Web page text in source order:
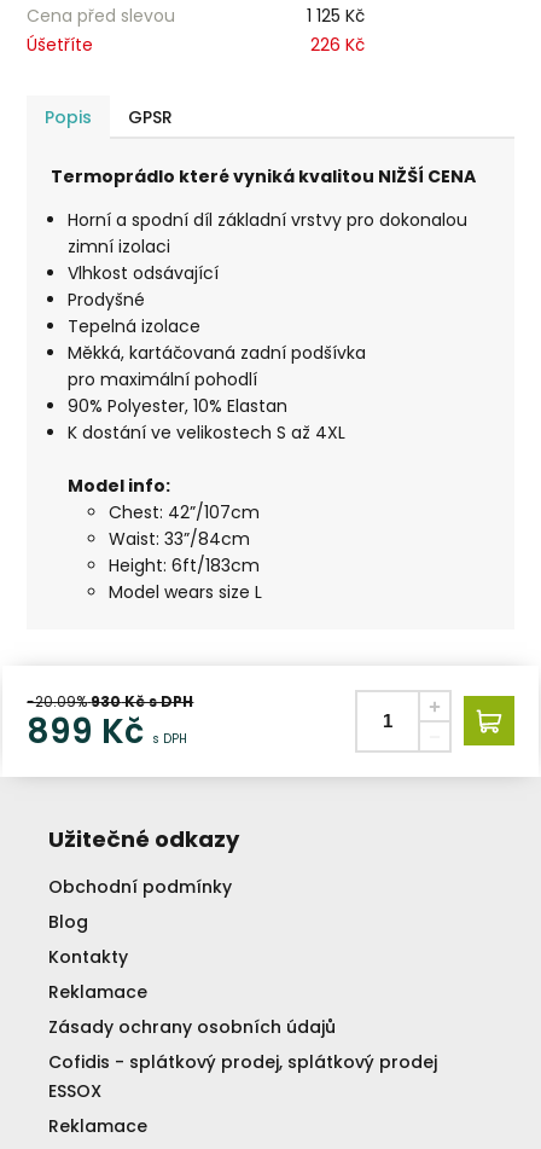
Cena před slevou
1 125 Kč
Úšetříte
226 Kč
Popis GPSR
Termoprádlo které vyniká kvalitou NIŽŠÍ CENA
Horní a spodní díl základní vrstvy pro dokonalou
zimní izolaci
Vlhkost odsávající
Prodyšné
Tepelná izolace
Měkká, kartáčovaná zadní podšívka
pro maximální pohodlí
90% Polyester, 10% Elastan
K dostání ve velikostech S až 4XL
Model info:
Chest: 42”/107cm
Waist: 33”/84cm
Height: 6ft/183cm
Model wears size L
-20.09%930Kč s DPH
899 Kč s DPH
Užitečné odkazy
Obchodní podmínky
Blog
Kontakty
Reklamace
Zásady ochrany osobních údajů
Cofidis - splátkový prodej, splátkový prodej
ESSOX
Reklamace